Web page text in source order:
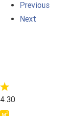
Previous
Next
4.30